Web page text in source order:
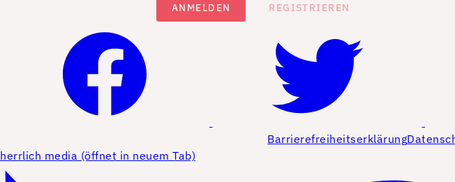
ANMELDEN REGISTRIEREN
Barrierefreiheitserklärung
herrlich media (öffnet in neuem Tab)